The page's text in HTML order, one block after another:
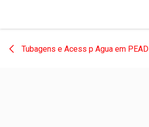
Tubagens e Acess p Agua em PEAD